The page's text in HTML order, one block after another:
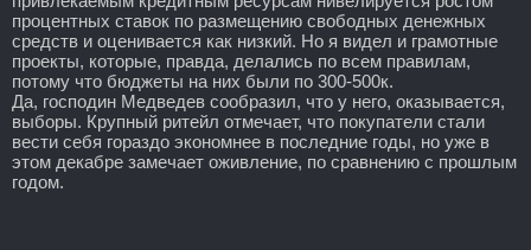
процентных ставок по размещению свободных денежных
средств и оценивается как низкий. Но я видел и грамотные
проекты, которые, правда, делались по всем правилам,
потому что бюджеты на них были по 300-500к.
Да, господин Медведев сообразил, что у него, оказывается,
выборы. Крупный ритейл отмечает, что покупатели стали
вести себя гораздо экономнее в последние годы, но уже в
этом декабре замечает оживление, по сравнению с прошлым
годом.